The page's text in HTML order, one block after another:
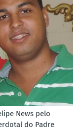
News pelo
do Padre